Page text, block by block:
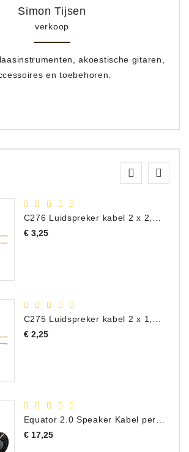
Simon Tijsen
verkoop
akoestische gitaren,
en toebehoren.
€ 3,25Prijs
€ 2,25Prijs
Equator 2.0 Speaker Kabel per meter
€ 17,25Prijs